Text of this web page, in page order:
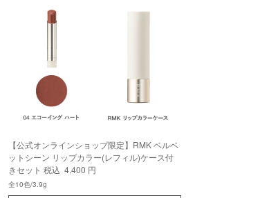
【公式オンラインショップ限定】RMK ベルベ
ットシーン リップカラー(レフィル)ケース付
きセット 税込 4,400 円
全10色/3.9g